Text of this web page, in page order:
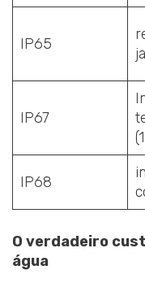
IP65
IP67
IP68
O verdadeiro
água